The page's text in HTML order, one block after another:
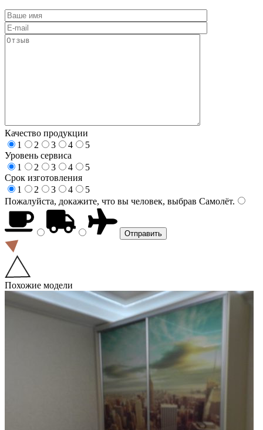
Качество продукции
1
2 3 4
5
Уровень сервиса
1
2 3 4
5
Срок изготовления
1
2 3 4
5
Пожалуйста, докажите, что вы человек, выбрав Самолёт.
Похожие модели